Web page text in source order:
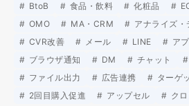
BtoB
食品・飲料 化粧品
OMO
MA・CRM アナライズ・
CVR改善
メール LINE ア
ブラウザ通知
DM チャット
ファイル出力
広告連携 ターゲ
2回目購入促進
アップセル ク